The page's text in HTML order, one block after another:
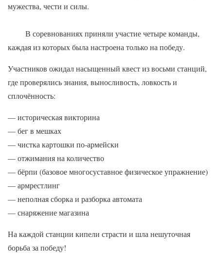
мужества, чести и силы.
В соревнованиях приняли участие четыре команды,
каждая из которых была настроена только на победу.
Участников ожидал насыщенный квест из восьми станций,
где проверялись знания, выносливость, ловкость и
сплочённость:
— историческая викторина
— бег в мешках
— чистка картошки по-армейски
— отжимания на количество
— бёрпи (базовое многосуставное физическое упражнение)
— армрестлинг
— неполная сборка и разборка автомата
— снаряжение магазина
На каждой станции кипели страсти и шла нешуточная
борьба за победу!